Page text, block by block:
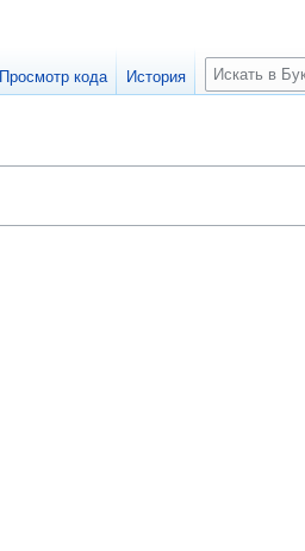
Просмотр кода История
П
о
к